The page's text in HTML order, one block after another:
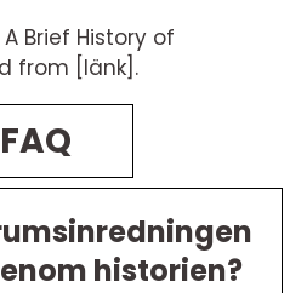
Brief History of
from [länk].
FAQ
historien?